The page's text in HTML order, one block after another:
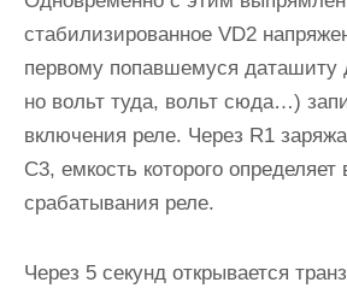
стабилизированное VD2
первому попавшемуся даташиту
но вольт туда, вольт сюда…)
включения реле. Через R1
C3, емкость которого определяет
срабатывания реле.
Через 5 секунд открывается